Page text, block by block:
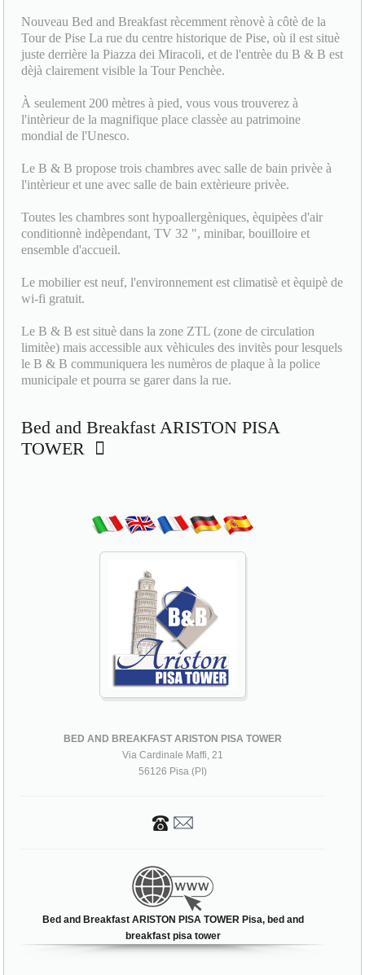
Nouveau Bed and Breakfast rècemment rènovè à côtè de la
Tour de Pise La rue du centre historique de Pise, où il est situè
juste derrière la Piazza dei Miracoli, et de l'entrèe du B & B est
dèjà clairement visible la Tour Penchèe.
À seulement 200 mètres à pied, vous vous trouverez à
l'intèrieur de la magnifique place classèe au patrimoine
mondial de l'Unesco.
Le B & B propose trois chambres avec salle de bain privèe à
l'intèrieur et une avec salle de bain extèrieure privèe.
Toutes les chambres sont hypoallergèniques, èquipèes d'air
conditionnè indèpendant, TV 32 ", minibar, bouilloire et
ensemble d'accueil.
Le mobilier est neuf, l'environnement est climatisè et èquipè de
wi-fi gratuit.
Le B & B est situè dans la zone ZTL (zone de circulation
limitèe) mais accessible aux vèhicules des invitès pour lesquels
le B & B communiquera les numèros de plaque à la police
municipale et pourra se garer dans la rue.
Bed and Breakfast ARISTON PISA
TOWER
BED AND BREAKFAST ARISTON PISA TOWER
Via Cardinale Maffi, 21
56126 Pisa (PI)
Bed and Breakfast ARISTON PISA TOWER Pisa, bed and
breakfast pisa tower